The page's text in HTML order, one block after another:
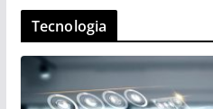
Tecnologia